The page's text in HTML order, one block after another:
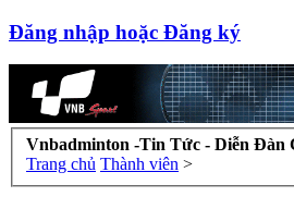
Đăng nhập hoặc Đăng ký
Vnbadminton -Tin Tức - Diễn Đàn
Trang chủ Thành viên >